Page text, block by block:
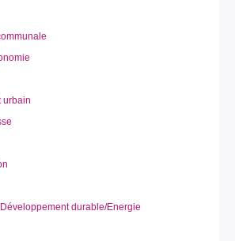
urbain
durable/Energie